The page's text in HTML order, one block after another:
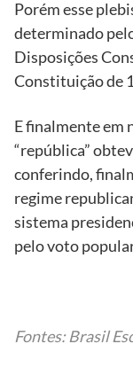
Porém esse
determinado
Disposições
Constituição de
E finalmente em
“república”
conferindo,
regime
sistema
pelo voto
Fontes: Brasil